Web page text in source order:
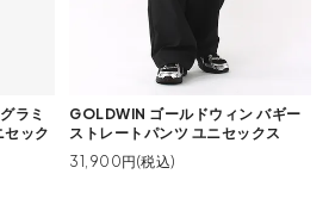
ラミ
ック
GOLDWIN ゴールドウィン バギー
ストレートパンツ ユニセックス
31,900円(税込)